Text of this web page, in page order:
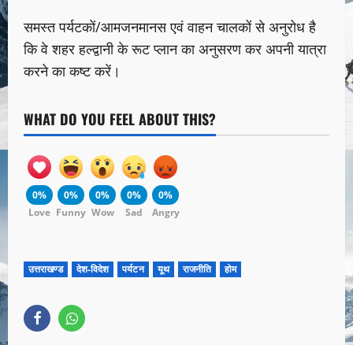
समस्त पर्यटकों/आमजनमानस एवं वाहन चालकों से अनुरोध है
कि वे शहर हल्द्वानी के रूट प्लान का अनुसरण कर अपनी यात्रा
करने का कष्ट करें।
WHAT DO YOU FEEL ABOUT THIS?
0%
Love
0%
Funny
0%
Wow
0%
Sad
0%
Angry
उत्तराखण्ड देश-विदेश पर्यटन यूथ राजनीति होम